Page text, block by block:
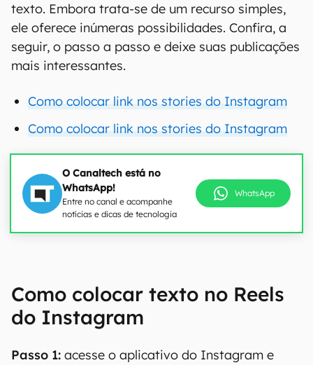
texto. Embora trata-se de um recurso simples,
ele oferece inúmeras possibilidades. Confira, a
seguir, o passo a passo e deixe suas publicações
mais interessantes.
Como colocar link nos stories do Instagram
Como colocar link nos stories do Instagram
O Canaltech está no
WhatsApp!
Entre no canal e acompanhe
notícias e dicas de tecnologia
WhatsApp
Como colocar texto no Reels
do Instagram
Passo 1: acesse o aplicativo do Instagram e